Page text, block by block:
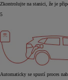
Zkontrolujte na stanici, že je
5
Automaticky se spustí proces